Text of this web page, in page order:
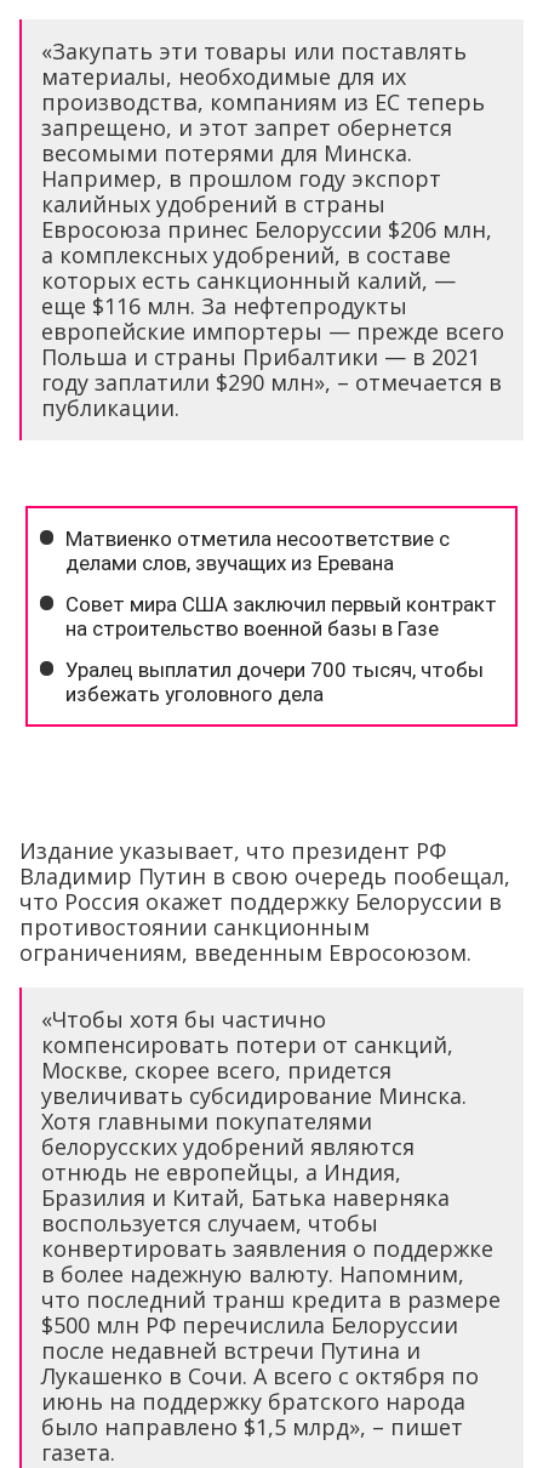
«Закупать эти товары или поставлять
материалы, необходимые для их
производства, компаниям из ЕС теперь
запрещено, и этот запрет обернется
весомыми потерями для Минска.
Например, в прошлом году экспорт
калийных удобрений в страны
Евросоюза принес Белоруссии $206 млн,
а комплексных удобрений, в составе
которых есть санкционный калий, —
еще $116 млн. За нефтепродукты
европейские импортеры — прежде всего
Польша и страны Прибалтики — в 2021
году заплатили $290 млн», – отмечается в
публикации.
Издание указывает, что президент РФ
Владимир Путин в свою очередь пообещал,
что Россия окажет поддержку Белоруссии в
противостоянии санкционным
ограничениям, введенным Евросоюзом.
«Чтобы хотя бы частично
компенсировать потери от санкций,
Москве, скорее всего, придется
увеличивать субсидирование Минска.
Хотя главными покупателями
белорусских удобрений являются
отнюдь не европейцы, а Индия,
Бразилия и Китай, Батька наверняка
воспользуется случаем, чтобы
конвертировать заявления о поддержке
в более надежную валюту. Напомним,
что последний транш кредита в размере
$500 млн РФ перечислила Белоруссии
после недавней встречи Путина и
Лукашенко в Сочи. А всего с октября по
июнь на поддержку братского народа
было направлено $1,5 млрд», – пишет
газета.